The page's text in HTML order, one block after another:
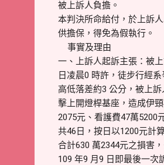
被上訴人負擔。
本判決所命給付，於上訴
供擔保，得免為假執行。
事實及理由
一、上訴人起訴主張：被
日凌晨0 時許，徒步行經
高低落差約3 公分，被上
擊上開燈桿基座，造成伊
2075元、看護費47萬5200
共46日，按日以1200元計
合計630 萬2344元之損害
109 年9 月9 日即最後一次